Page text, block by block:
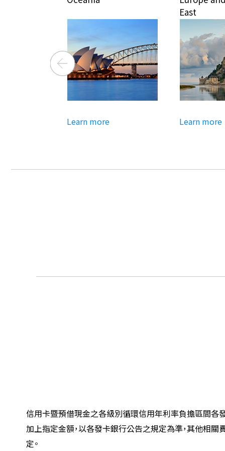
Learn more
East
Learn more
信用卡暨預借現金之各級別循環信用年利率負擔區間各
加上指定金額，以各發卡銀行公告之規定為準，其他相
定。